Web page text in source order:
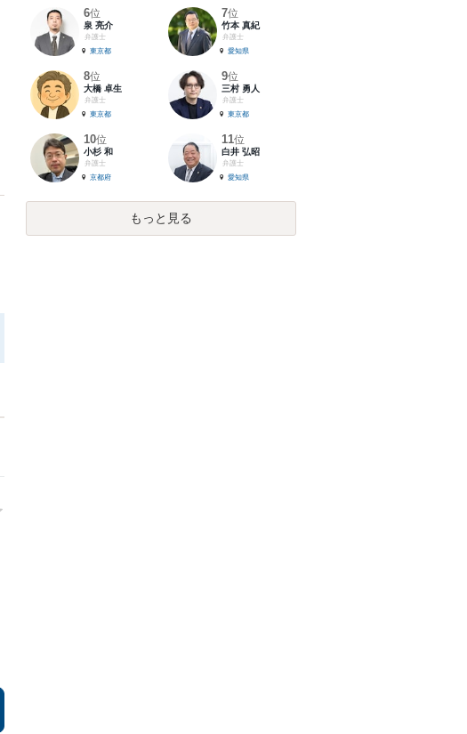
6位
泉 亮介
弁護士
東京都
7位
竹本 真紀
弁護士
愛知県
8位
大橋 卓生
弁護士
東京都
9位
三村 勇人
弁護士
東京都
10位
小杉 和
弁護士
京都府
11位
白井 弘昭
弁護士
愛知県
もっと見る